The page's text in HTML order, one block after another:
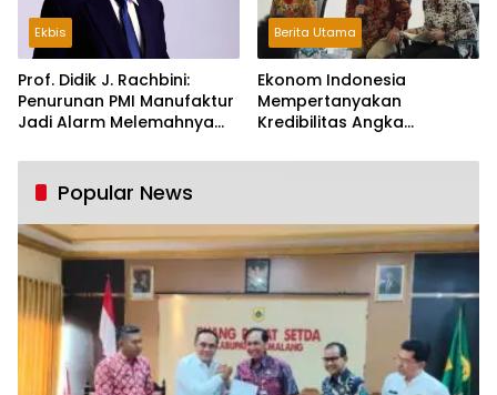
Ekbis
Prof. Didik J. Rachbini:
Penurunan PMI Manufaktur
Jadi Alarm Melemahnya
Berita Utama
Ekonom Indonesia
Mempertanyakan
Kredibilitas Angka
Tumbuh Tapi Rapuh
Popular News